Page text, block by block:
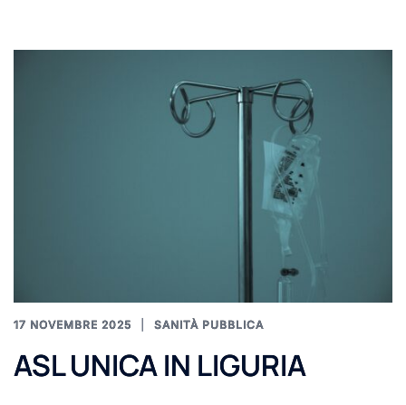
17 NOVEMBRE 2025 SANITÀ PUBBLICA
ASL UNICA IN LIGURIA